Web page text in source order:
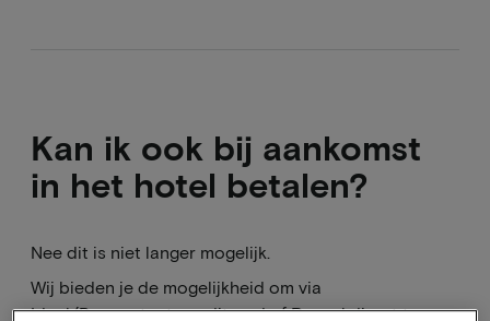
Kan ik ook bij aankomst
in het hotel betalen?
Nee dit is niet langer mogelijk.
Wij bieden je de mogelijkheid om via
Ideal/Bancontact, creditcard of Paypal direct te